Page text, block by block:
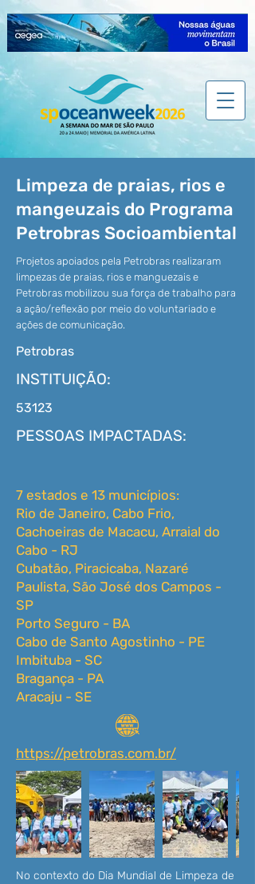
Limpeza de praias, rios e
mangeuzais do Programa
Petrobras Socioambiental
Projetos apoiados pela Petrobras realizaram
limpezas de praias, rios e manguezais e
Petrobras mobilizou sua força de trabalho para
a ação/reflexão por meio do voluntariado e
ações de comunicação.
Petrobras
INSTITUIÇÃO:
53123
PESSOAS IMPACTADAS:
7 estados e 13 municípios:
Rio de Janeiro, Cabo Frio,
Cachoeiras de Macacu, Arraial do
Cabo - RJ
Cubatão, Piracicaba, Nazaré
Paulista, São José dos Campos -
SP
Porto Seguro - BA
Cabo de Santo Agostinho - PE
Imbituba - SC
Bragança - PA
Aracaju - SE
https://petrobras.com.br/
No contexto do Dia Mundial de Limpeza de